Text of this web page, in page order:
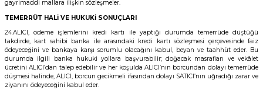
gayrimaddi mallara ilişkin sözleşmeler.
TEMERRÜT HALİ VE HUKUKİ SONUÇLARI
24.ALICI, ödeme işlemlerini kredi kartı ile yaptığı durumda temerrüde düştüğü
takdirde, kart sahibi banka ile arasındaki kredi kartı sözleşmesi çerçevesinde faiz
ödeyeceğini ve bankaya karşı sorumlu olacağını kabul, beyan ve taahhüt eder. Bu
durumda ilgili banka hukuki yollara başvurabilir; doğacak masrafları ve vekâlet
ücretini ALICI’dan talep edebilir ve her koşulda ALICI’nın borcundan dolayı temerrüde
düşmesi halinde, ALICI, borcun gecikmeli ifasından dolayı SATICI’nın uğradığı zarar ve
ziyanını ödeyeceğini kabul eder.